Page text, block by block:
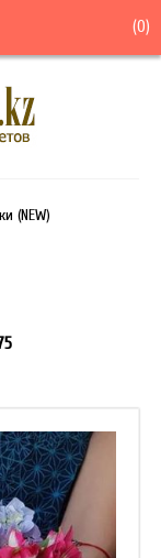
(0)
(NEW)